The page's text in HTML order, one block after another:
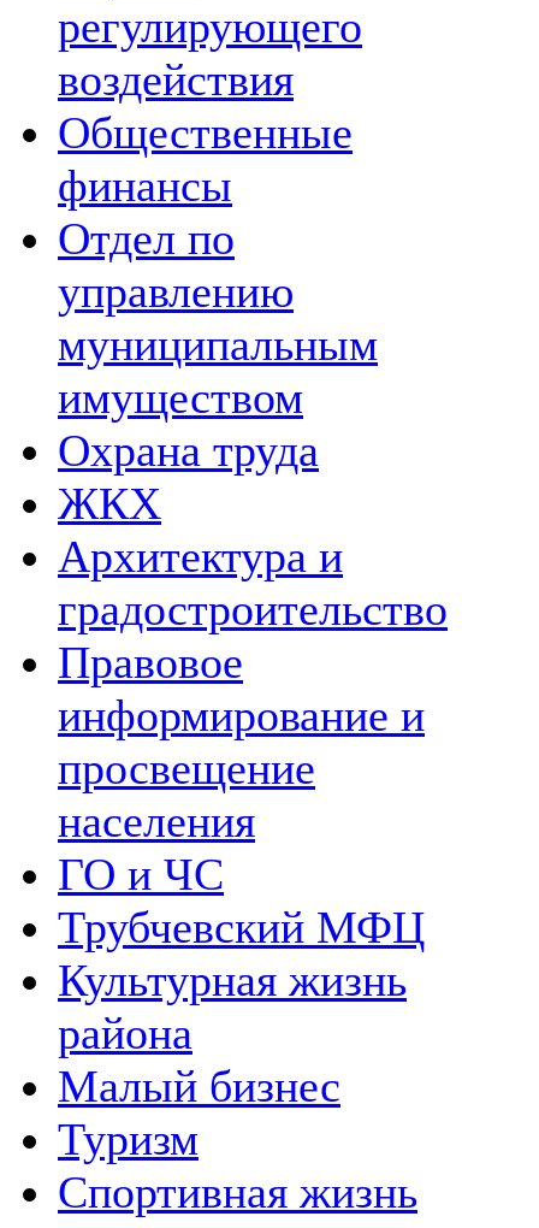
регулирующего
воздействия
Общественные
финансы
Отдел по
управлению
муниципальным
имуществом
Охрана труда
ЖКХ
Архитектура и
градостроительство
Правовое
информирование и
просвещение
населения
ГО и ЧС
Трубчевский МФЦ
Культурная жизнь
района
Малый бизнес
Туризм
Спортивная жизнь